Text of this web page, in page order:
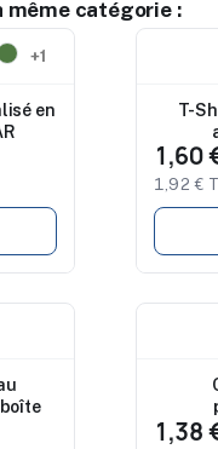
même catégorie :
+1
en
T-
1,60
1,92 €
1,38